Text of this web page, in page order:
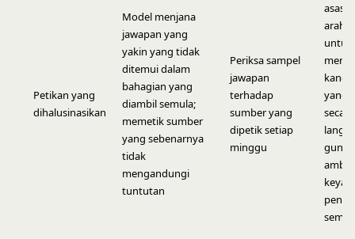
Petikan yang
dihalusinasikan
Model menjana
jawapan yang
yakin yang tidak
ditemui dalam
bahagian yang
diambil semula;
memetik sumber
yang sebenarnya
tidak
mengandungi
tuntutan
Periksa sampel
jawapan
terhadap
sumber yang
dipetik setiap
minggu
asas
untuk
yang
secara